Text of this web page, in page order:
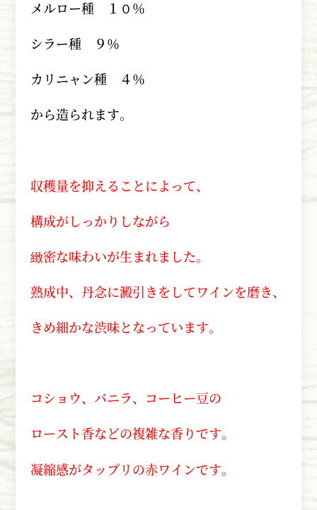
メルロー種 １０％
シラー種 ９％
カリニャン種 ４％
から造られます。
収穫量を抑えることによって、
構成がしっかりしながら
緻密な味わいが生まれました。
熟成中、丹念に澱引きをしてワインを磨き、
きめ細かな渋味となっています。
コショウ、バニラ、コーヒー豆の
ロースト香などの複雑な香りです。
凝縮感がタップリの赤ワインです。